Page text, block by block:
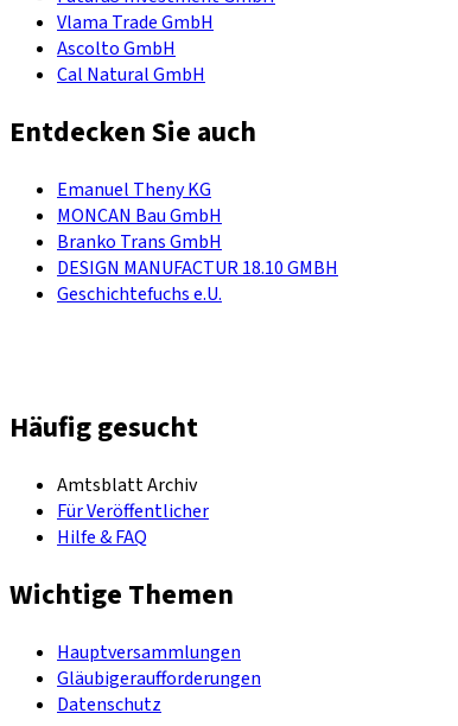
Vlama Trade GmbH
Ascolto GmbH
Cal Natural GmbH
Entdecken Sie auch
Emanuel Theny KG
MONCAN Bau GmbH
Branko Trans GmbH
DESIGN MANUFACTUR 18.10 GMBH
Geschichtefuchs e.U.
Häufig gesucht
Amtsblatt Archiv
Für Veröffentlicher
Hilfe & FAQ
Wichtige Themen
Hauptversammlungen
Gläubigeraufforderungen
Datenschutz